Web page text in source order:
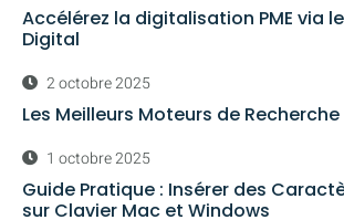
Accélérez la digitalisation PME via
Digital
2 octobre 2025
Les Meilleurs Moteurs de
1 octobre 2025
Guide Pratique : Insérer des
sur Clavier Mac et Windows